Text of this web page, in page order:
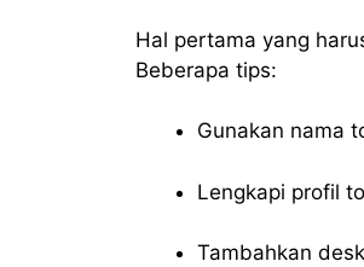
Hal pertama yang
Beberapa tips:
Gunakan nama
Lengkapi profil
Tambahkan